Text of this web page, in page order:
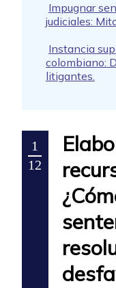
Impugnar
judiciales:
Instancia
colombiano:
litigantes.
1
12